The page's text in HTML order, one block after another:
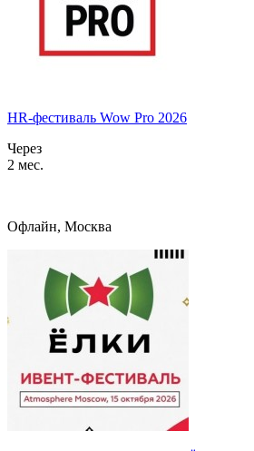
HR-фестиваль Wow Pro 2026
Через
2 мес.
Офлайн, Москва